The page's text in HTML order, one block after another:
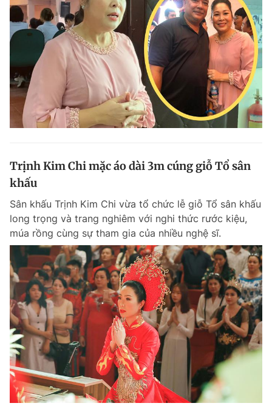
Trịnh Kim Chi mặc áo dài 3m cúng giỗ Tổ sân
khấu
Sân khấu Trịnh Kim Chi vừa tổ chức lễ giỗ Tổ sân khấu
long trọng và trang nghiêm với nghi thức rước kiệu,
múa rồng cùng sự tham gia của nhiều nghệ sĩ.